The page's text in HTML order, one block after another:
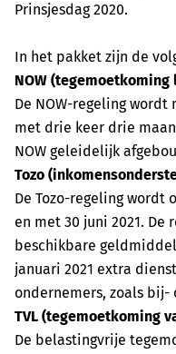
Prinsjesdag 2020.
In het pakket zijn de
NOW (tegemoetkoming
De NOW-regeling
met drie keer drie
NOW geleidelijk
Tozo
De Tozo-regeling wordt
en met 30 juni 2021. De
beschikbare
januari 2021 extra
ondernemers, zoals
TVL (tegemoetkoming
De belastingvrije